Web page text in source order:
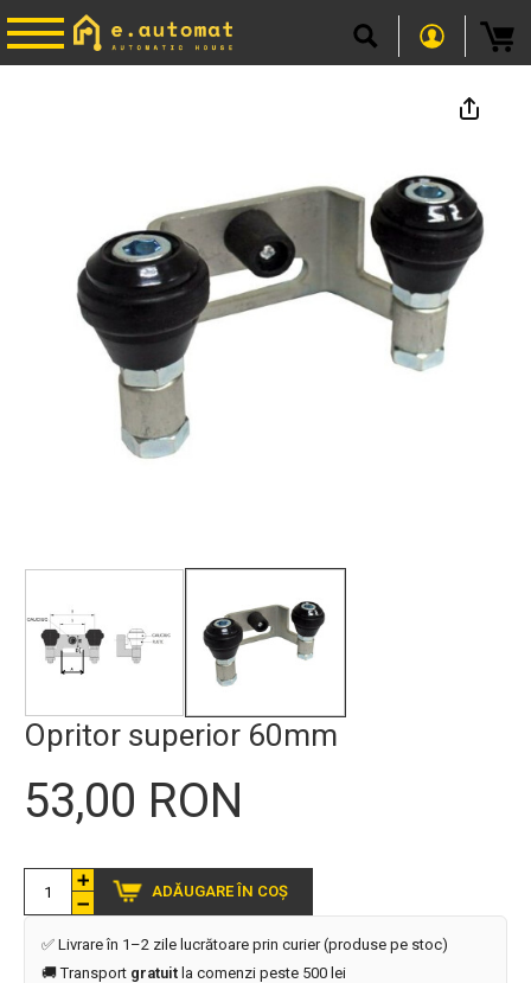
Opritor superior 60mm
53,00 RON
ADĂUGARE ÎN COȘ
✅ Livrare în 1–2 zile lucrătoare prin curier (produse pe stoc)
🚚 Transport gratuit la comenzi peste 500 lei